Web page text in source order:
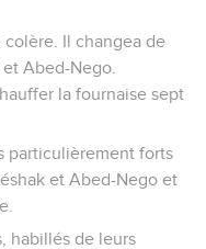
Il changea de
Abed-Nego.
la fournaise sept
particulièrement forts
et Abed-Nego et
habillés de leurs